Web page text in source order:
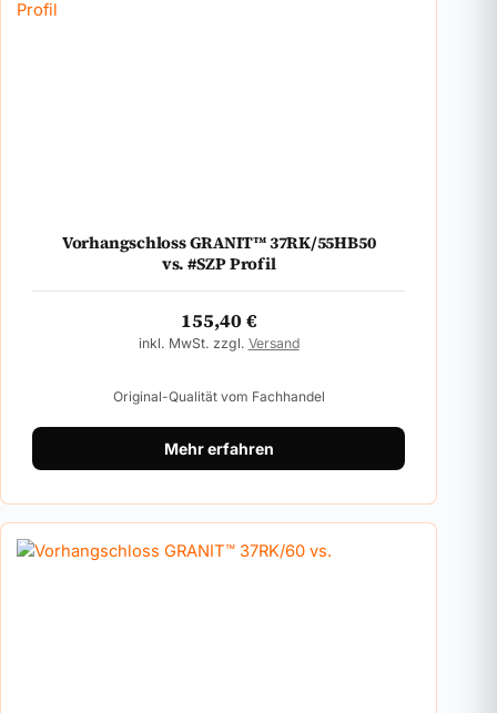
Vorhangschloss GRANIT™ 37RK/55HB50
vs. #SZP Profil
155,40€
inkl. MwSt. zzgl. Versand
Original-Qualität vom Fachhandel
Mehr erfahren